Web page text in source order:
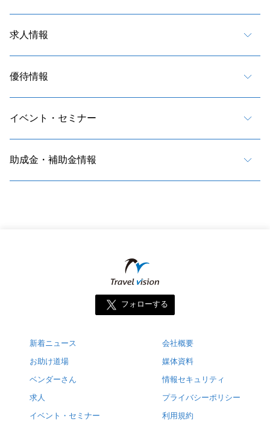
求人情報
優待情報
イベント・セミナー
助成金・補助金情報
フォローする
新着ニュース
お助け道場
ベンダーさん
求人
イベント・セミナー
会社概要
媒体資料
情報セキュリティ
プライバシーポリシー
利用規約